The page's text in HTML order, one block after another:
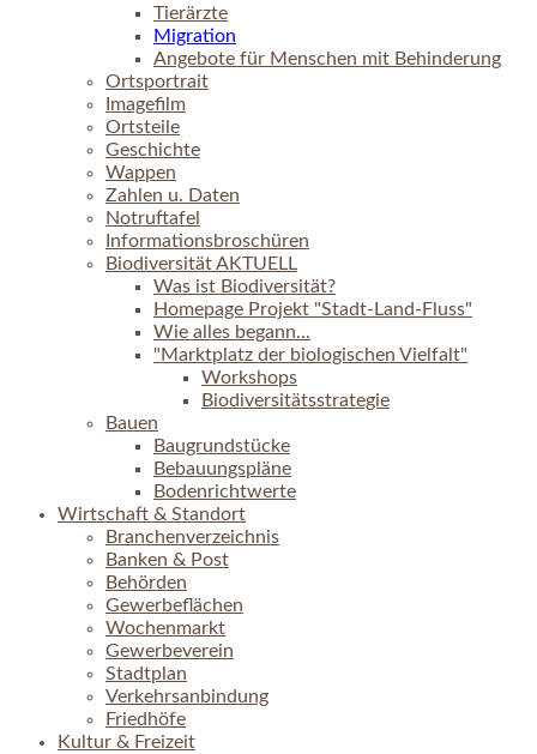
Tierärzte
Migration
Angebote für Menschen mit Behinderung
Ortsportrait
Imagefilm
Ortsteile
Geschichte
Wappen
Zahlen u. Daten
Notruftafel
Informationsbroschüren
Biodiversität AKTUELL
Was ist Biodiversität?
Homepage Projekt "Stadt-Land-Fluss"
Wie alles begann...
"Marktplatz der biologischen Vielfalt"
Workshops
Biodiversitätsstrategie
Bauen
Baugrundstücke
Bebauungspläne
Bodenrichtwerte
Wirtschaft & Standort
Branchenverzeichnis
Banken & Post
Behörden
Gewerbeflächen
Wochenmarkt
Gewerbeverein
Stadtplan
Verkehrsanbindung
Friedhöfe
Kultur & Freizeit